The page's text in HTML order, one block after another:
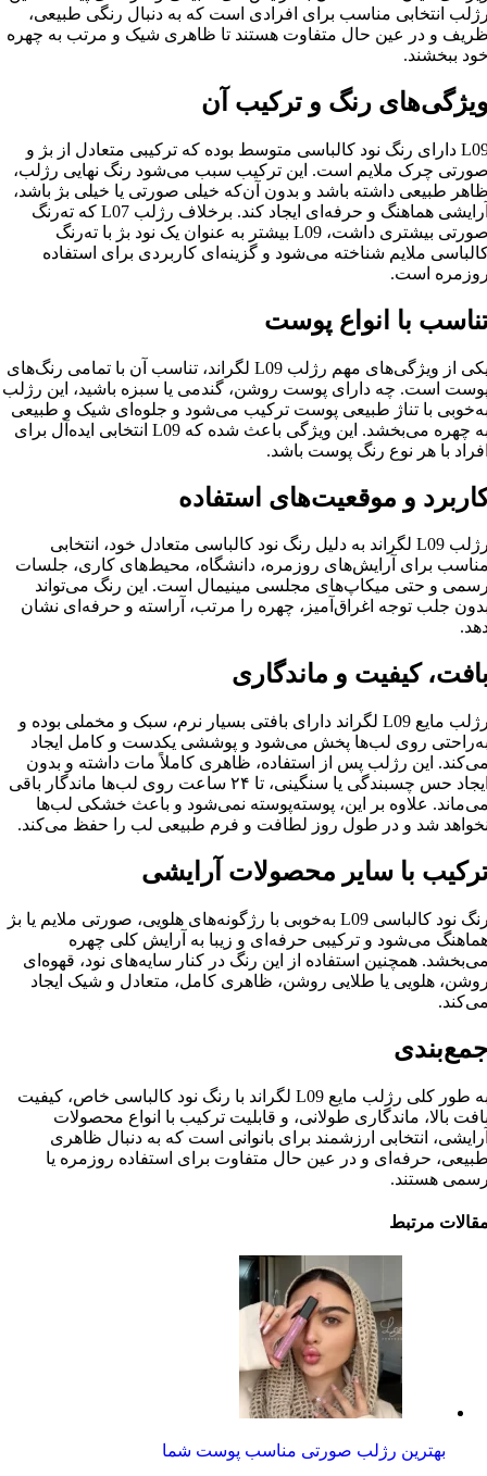
انتخابی مناسب برای افرادی است که به دنبال رنگی طبیعی،
و در عین حال متفاوت هستند تا ظاهری شیک و مرتب به چهره
ببخشند.
رنگ و ترکیب آن
L09 دارای رنگ نود کالباسی متوسط بوده که ترکیبی متعادل از بژ و
چرک ملایم است. این ترکیب سبب می‌شود رنگ نهایی رژلب،
طبیعی داشته باشد و بدون آن‌که خیلی صورتی یا خیلی بژ باشد،
آرایشی هماهنگ و حرفه‌ای ایجاد کند. برخلاف رژلب L07 که ته‌رنگ
صورتی بیشتری داشت، L09 بیشتر به عنوان یک نود بژ با ته‌رنگ
ملایم شناخته می‌شود و گزینه‌ای کاربردی برای استفاده
است.
با انواع پوست
یکی از ویژگی‌های مهم رژلب L09 لگراند، تناسب آن با تمامی رنگ‌های
است. چه دارای پوست روشن، گندمی یا سبزه باشید، این رژلب
با تناژ طبیعی پوست ترکیب می‌شود و جلوه‌ای شیک و طبیعی
به چهره می‌بخشد. این ویژگی باعث شده که L09 انتخابی ایده‌آل برای
با هر نوع رنگ پوست باشد.
و موقعیت‌های استفاده
رژلب L09 لگراند به دلیل رنگ نود کالباسی متعادل خود، انتخابی
برای آرایش‌های روزمره، دانشگاه، محیط‌های کاری، جلسات
و حتی میکاپ‌های مجلسی مینیمال است. این رنگ می‌تواند
جلب توجه اغراق‌آمیز، چهره را مرتب، آراسته و حرفه‌ای نشان
کیفیت و ماندگاری
رژلب مایع L09 لگراند دارای بافتی بسیار نرم، سبک و مخملی بوده و
روی لب‌ها پخش می‌شود و پوششی یکدست و کامل ایجاد
این رژلب پس از استفاده، ظاهری کاملاً مات داشته و بدون
ایجاد حس چسبندگی یا سنگینی، تا ۲۴ ساعت روی لب‌ها ماندگار باقی
علاوه بر این، پوسته‌پوسته نمی‌شود و باعث خشکی لب‌ها
شد و در طول روز لطافت و فرم طبیعی لب را حفظ می‌کند.
با سایر محصولات آرایشی
رنگ نود کالباسی L09 به‌خوبی با رژگونه‌های هلویی، صورتی ملایم یا بژ
می‌شود و ترکیبی حرفه‌ای و زیبا به آرایش کلی چهره
همچنین استفاده از این رنگ در کنار سایه‌های نود، قهوه‌ای
هلویی یا طلایی روشن، ظاهری کامل، متعادل و شیک ایجاد
به طور کلی رژلب مایع L09 لگراند با رنگ نود کالباسی خاص، کیفیت
بالا، ماندگاری طولانی، و قابلیت ترکیب با انواع محصولات
انتخابی ارزشمند برای بانوانی است که به دنبال ظاهری
حرفه‌ای و در عین حال متفاوت برای استفاده روزمره یا
هستند.
مرتبط
بهترین رژلب صورتی مناسب پوست شما